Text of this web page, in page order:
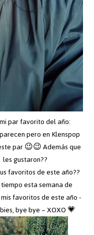
par favorito del año:
pero en Klenspop
par 😉😉 Además que
gustaron??
favoritos de este año??
esta semana de
favoritos de este año -
bye bye ~ XOXO 💗